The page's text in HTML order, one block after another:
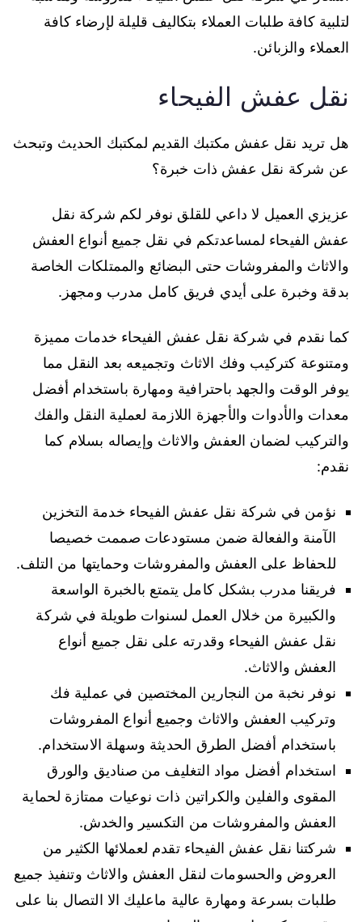
لتلبية كافة طلبات العملاء بتكاليف قليلة لإرضاء كافة
العملاء والزبائن.
نقل عفش الفيحاء
هل تريد نقل عفش مكتبك القديم لمكتبك الحديث وتبحث
عن شركة نقل عفش ذات خبرة؟
عزيزي العميل لا داعي للقلق نوفر لكم شركة نقل
عفش الفيحاء لمساعدتكم في نقل جميع أنواع العفش
والاثاث والمفروشات حتى البضائع والممتلكات الخاصة
بدقة وخبرة على أيدي فريق كامل مدرب ومجهز.
كما نقدم في شركة نقل عفش الفيحاء خدمات مميزة
ومتنوعة كتركيب وفك الاثاث وتجميعه بعد النقل مما
يوفر الوقت والجهد باحترافية ومهارة باستخدام أفضل
معدات والأدوات والأجهزة اللازمة لعملية النقل والفك
والتركيب لضمان العفش والاثاث وإيصاله بسلام كما
نقدم:
نؤمن في شركة نقل عفش الفيحاء خدمة التخزين
الآمنة والفعالة ضمن مستودعات صممت خصيصا
للحفاظ على العفش والمفروشات وحمايتها من التلف.
فريقنا مدرب بشكل كامل يتمتع بالخبرة الواسعة
والكبيرة من خلال العمل لسنوات طويلة في شركة
نقل عفش الفيحاء وقدرته على نقل جميع أنواع
العفش والاثاث.
نوفر نخبة من النجارين المختصين في عملية فك
وتركيب العفش والاثاث وجميع أنواع المفروشات
باستخدام أفضل الطرق الحديثة وسهلة الاستخدام.
استخدام أفضل مواد التغليف من صناديق والورق
المقوى والفلين والكراتين ذات نوعيات ممتازة لحماية
العفش والمفروشات من التكسير والخدش.
شركتنا نقل عفش الفيحاء تقدم لعملائها الكثير من
العروض والحسومات لنقل العفش والاثاث وتنفيذ جميع
طلبات بسرعة ومهارة عالية ماعليك الا التصال بنا على